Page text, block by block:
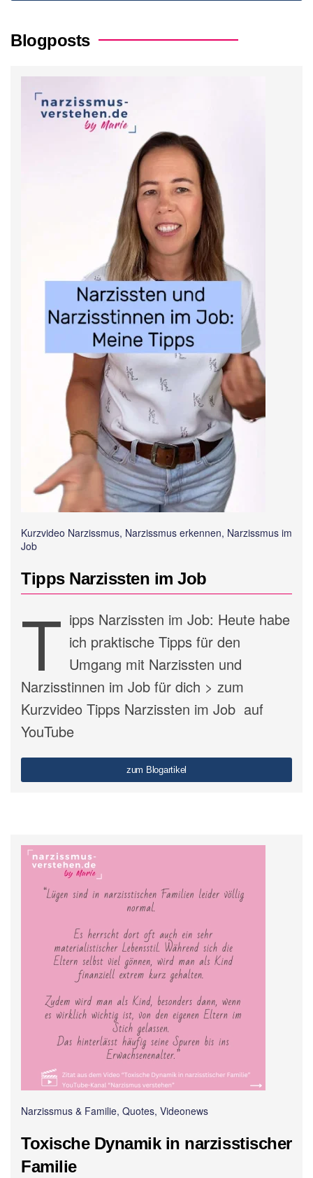
Blogposts
Kurzvideo Narzissmus, Narzissmus erkennen, Narzissmus im
Job
Tipps Narzissten im Job
T ipps Narzissten im Job: Heute habe
ich praktische Tipps für den
Umgang mit Narzissten und
Narzisstinnen im Job für dich > zum
Kurzvideo Tipps Narzissten im Job auf
YouTube
zum Blogartikel
Narzissmus & Familie, Quotes, Videonews
Toxische Dynamik in narzisstischer
Familie